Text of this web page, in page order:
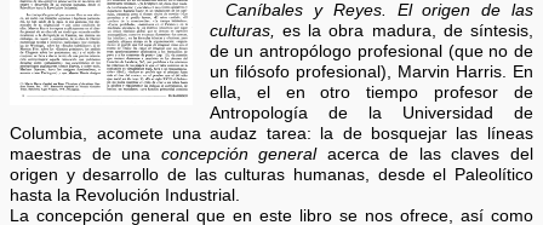
Caníbales y Reyes. El origen de las
culturas, es la obra madura, de síntesis,
de un antropólogo profesional (que no de
un filósofo profesional), Marvin Harris. En
ella, el en otro tiempo profesor de
Antropología de la Universidad de
Columbia, acomete una audaz tarea: la de bosquejar las líneas
maestras de una concepción generalacerca de las claves del
origen y desarrollo de las culturas humanas, desde el Paleolítico
hasta la Revolución Industrial.
La concepción general que en este libro se nos ofrece, así como